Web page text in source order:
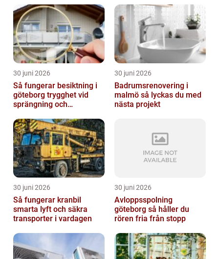
30 juni 2026
Så fungerar besiktning i
göteborg trygghet vid
sprängning och
30 juni 2026
Badrumsrenovering i
malmö så lyckas du med
nästa projekt
30 juni 2026
Så fungerar kranbil
smarta lyft och säkra
transporter i vardagen
30 juni 2026
Avloppsspolning
göteborg så håller du
rören fria från stopp